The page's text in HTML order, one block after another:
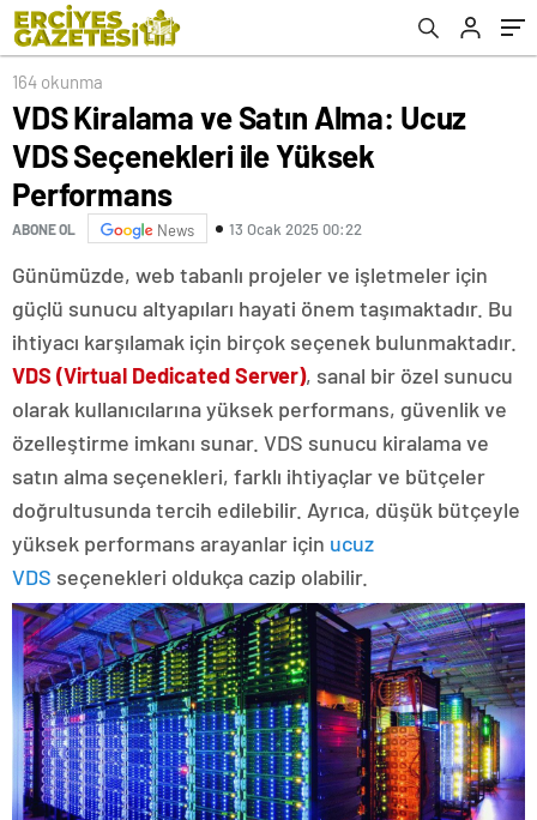
164 okunma
VDS Kiralama ve Satın Alma: Ucuz
VDS Seçenekleri ile Yüksek
Performans
ABONE OL News 13 Ocak 2025 00:22
Günümüzde, web tabanlı projeler ve işletmeler için
güçlü sunucu altyapıları hayati önem taşımaktadır. Bu
ihtiyacı karşılamak için birçok seçenek bulunmaktadır.
VDS (Virtual Dedicated Server), sanal bir özel sunucu
olarak kullanıcılarına yüksek performans, güvenlik ve
özelleştirme imkanı sunar. VDS sunucu kiralama ve
satın alma seçenekleri, farklı ihtiyaçlar ve bütçeler
doğrultusunda tercih edilebilir. Ayrıca, düşük bütçeyle
yüksek performans arayanlar için ucuz
VDS seçenekleri oldukça cazip olabilir.